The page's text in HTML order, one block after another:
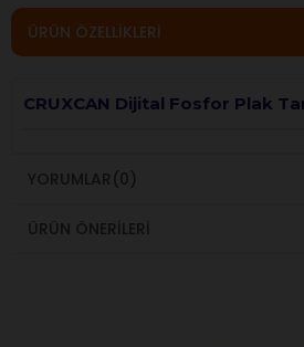
ÜRÜN ÖZELLIKLERI
CRUXCAN Dijital Fosfor Plak
YORUMLAR (0)
ÜRÜN ÖNERILERI